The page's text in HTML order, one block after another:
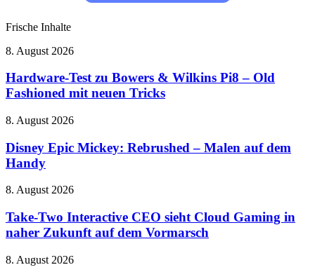
Frische Inhalte
Hardware-
zu
Bowers
&
Pi8
Old
Fashioned
neuen
8. August 2026
Hardware-Test zu Bowers & Wilkins Pi8 – Old
Fashioned mit neuen Tricks
Disney
Mickey:
Rebrushed
–
auf
Handy
8. August 2026
Disney Epic Mickey: Rebrushed – Malen auf dem
Handy
Take-
Interactive
CEO
sieht
Gaming
8. August 2026
Take-Two Interactive CEO sieht Cloud Gaming in
naher Zukunft auf dem Vormarsch
LEGO
8. August 2026